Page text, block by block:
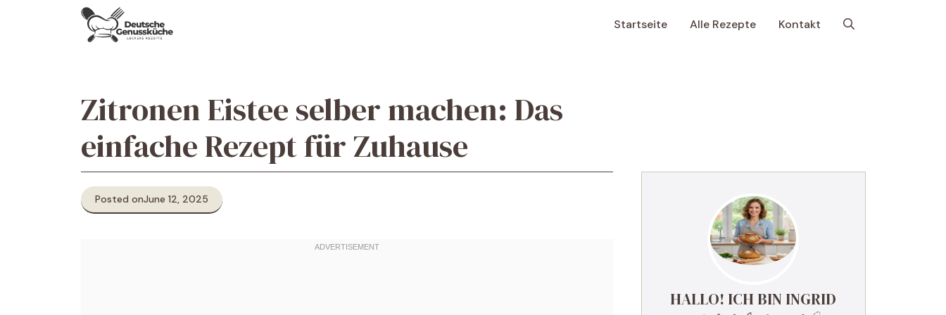
Startseite Alle Rezepte Kontakt
Zitronen Eistee selber machen: Das
einfache Rezept für Zuhause
Posted onJune 12, 2025
HALLO! ICH BIN INGRID